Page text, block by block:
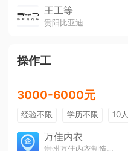
公积金
带薪年假
免费培训
包住宿
王工等
贵阳比亚迪
操作工
3000-6000元
经验不限 学历不限 10人
万佳内衣
贵州万佳内衣制造有限公司